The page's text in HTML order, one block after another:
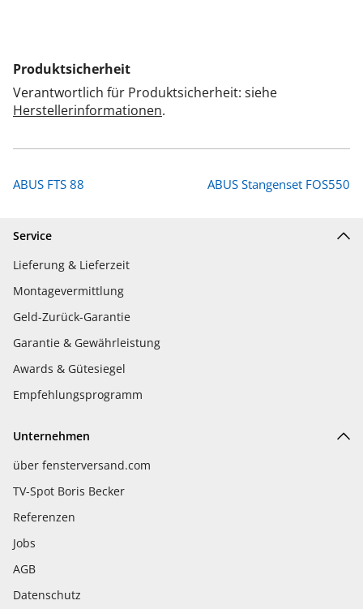
Produktsicherheit
Verantwortlich für Produktsicherheit: siehe
Herstellerinformationen.
ABUS FTS 88 ABUS Stangenset FOS550
Service
Lieferung & Lieferzeit
Montagevermittlung
Geld-Zurück-Garantie
Garantie & Gewährleistung
Awards & Gütesiegel
Empfehlungsprogramm
Unternehmen
über fensterversand.com
TV-Spot Boris Becker
Referenzen
Jobs
AGB
Datenschutz